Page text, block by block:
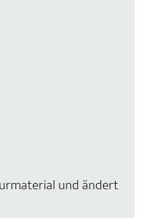
und ändert